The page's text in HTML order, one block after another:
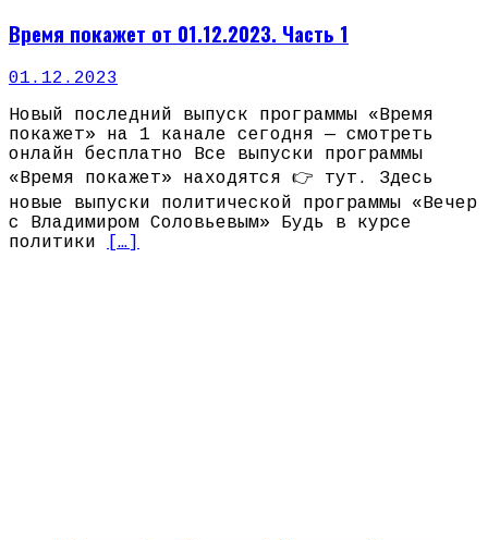
Время покажет от 01.12.2023. Часть 1
01.12.2023
Новый последний выпуск программы «Время
покажет» на 1 канале сегодня — смотреть
онлайн бесплатно Все выпуски программы
«Время покажет» находятся 👉 тут. Здесь
новые выпуски политической программы «Вечер
с Владимиром Соловьевым» Будь в курсе
политики
[…]